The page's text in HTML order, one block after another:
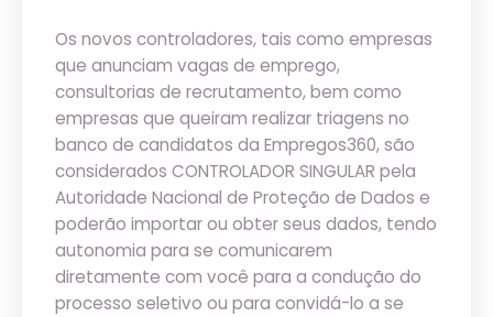
Os novos controladores, tais como empresas
que anunciam vagas de emprego,
consultorias de recrutamento, bem como
empresas que queiram realizar triagens no
banco de candidatos da Empregos360, são
considerados CONTROLADOR SINGULAR pela
Autoridade Nacional de Proteção de Dados e
poderão importar ou obter seus dados, tendo
autonomia para se comunicarem
diretamente com você para a condução do
processo seletivo ou para convidá-lo a se